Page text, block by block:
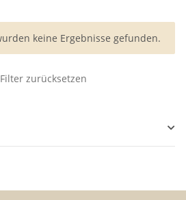
keine Ergebnisse gefunden.
zurücksetzen